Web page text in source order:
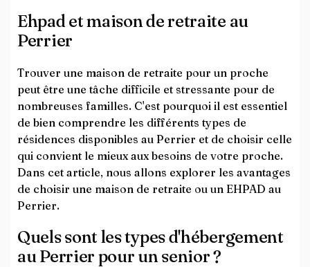
Ehpad et maison de retraite au
Perrier
Trouver une maison de retraite pour un proche
peut être une tâche difficile et stressante pour de
nombreuses familles. C'est pourquoi il est essentiel
de bien comprendre les différents types de
résidences disponibles au Perrier et de choisir celle
qui convient le mieux aux besoins de votre proche.
Dans cet article, nous allons explorer les avantages
de choisir une maison de retraite ou un EHPAD au
Perrier.
Quels sont les types d'hébergement
au Perrier pour un senior ?